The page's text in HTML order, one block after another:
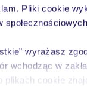
Pliki cookie
wyrażasz
wchodząc w
plikach cookie